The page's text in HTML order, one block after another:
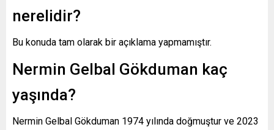
nerelidir?
Bu konuda tam olarak bir açıklama yapmamıştır.
Nermin Gelbal Gökduman kaç
yaşında?
Nermin Gelbal Gökduman 1974 yılında doğmuştur ve 2023